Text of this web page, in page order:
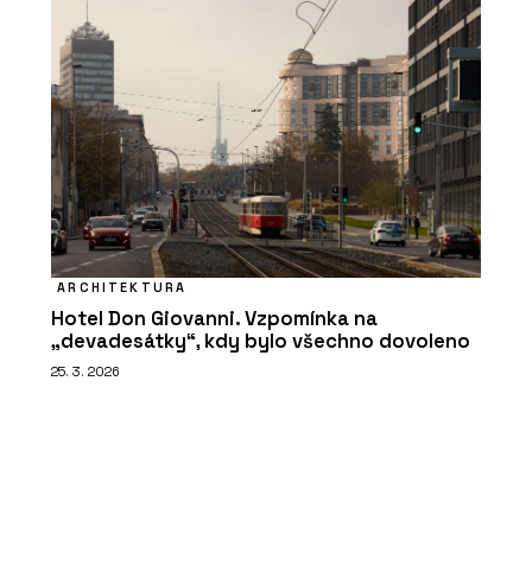
ARCHITEKTURA
Hotel Don Giovanni. Vzpomínka na
„devadesátky“, kdy bylo všechno dovoleno
25. 3. 2026